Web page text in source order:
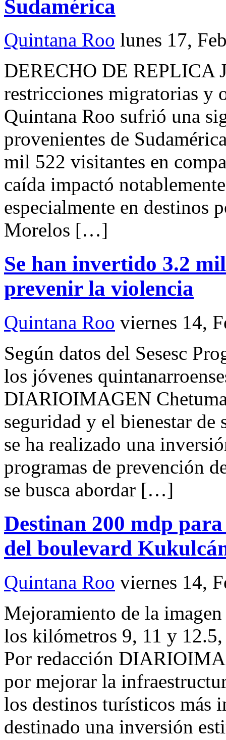
Sudamérica
Quintana Roo lunes 17,
DERECHO DE REPLICA
restricciones migratorias
Quintana Roo sufrió una
provenientes de
mil 522 visitantes en
caída impactó
especialmente en destinos
Morelos […]
Se han invertido 3.2
prevenir la violencia
Quintana Roo viernes 14,
Según datos del Sesesc
los jóvenes
DIARIOIMAGEN
seguridad y el bienestar de
se ha realizado una
programas de prevención
se busca abordar […]
Destinan 200 mdp
del boulevard
Quintana Roo viernes 14,
Mejoramiento de la
los kilómetros 9, 11 y
Por redacción
por mejorar la
los destinos turísticos más
destinado una inversión